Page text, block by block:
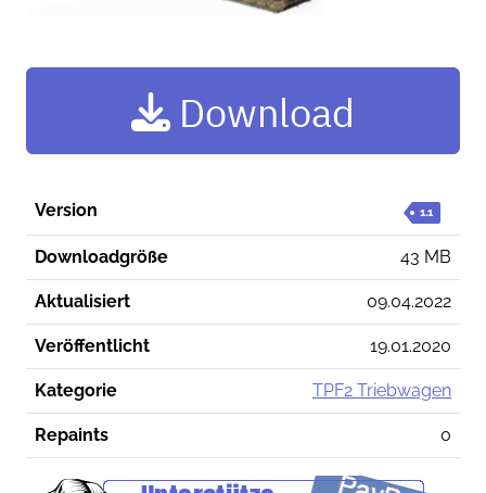
Download
Version 1.1
Downloadgröße 43 MB
Aktualisiert 09.04.2022
Veröffentlicht 19.01.2020
Kategorie TPF2 Triebwagen
Repaints 0